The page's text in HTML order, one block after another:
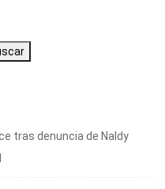
tras denuncia de Naldy